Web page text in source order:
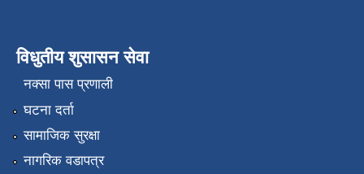
विधुतीय शुसासन सेवा
नक्सा पास प्रणाली
घटना दर्ता
सामाजिक सुरक्षा
नागरिक वडापत्र